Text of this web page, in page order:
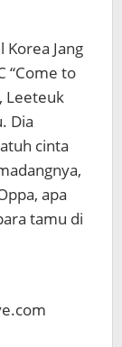
Jang
“Come to
Leeteuk
Dia
cinta
apa
tamu di